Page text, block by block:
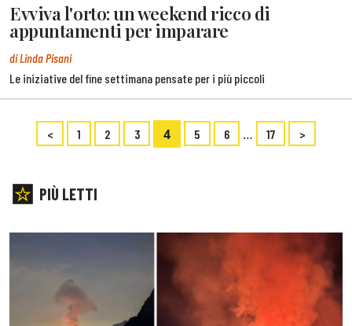
Evviva l'orto: un weekend ricco di
appuntamenti per imparare
di Linda Pisani
Le iniziative del fine settimana pensate per i più piccoli
< 1 2 3 4 5 6 … 17 >
PIÙ LETTI